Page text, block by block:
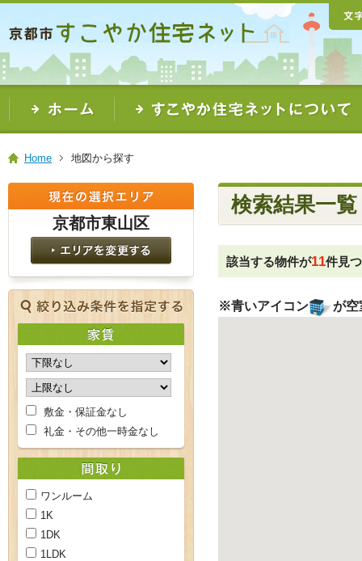
本
ま
で
ッ
Home 地図から探す
検索結果一覧
該当する物件が11件見
※青いアイコン が空
京都市東山区
敷金・保証金なし
礼金・その他一時金なし
ワンルーム
1K
1DK
1LDK